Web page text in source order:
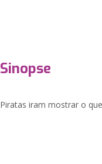
Sinopse
Piratas iram mostrar o